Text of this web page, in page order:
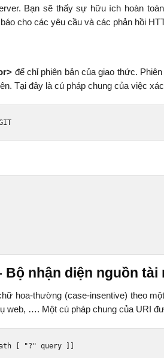
Bạn sẽ thấy sự hữu ích hoàn
cho các yêu cầu và các phản hồi
để chỉ phiên bản của giao thức.
Tại đây là cú pháp chung của việc
nhận diện nguồn tài
hoa-thường (case-insentive) theo
web, …. Một cú pháp chung của URI
[ "?" query ]]